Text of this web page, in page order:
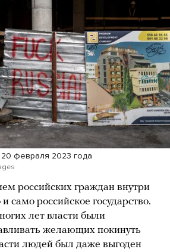
февраля 2023 года
российских граждан внутри
само российское государство.
лет власти были
желающих покинуть
людей был даже выгоден